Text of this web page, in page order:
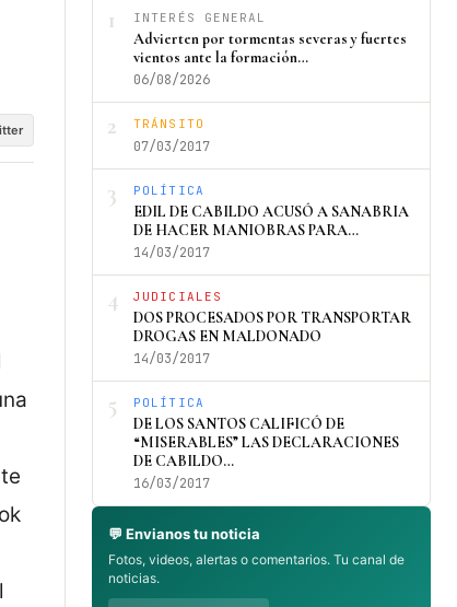
1 INTERÉS GENERAL
Advierten por tormentas severas y fuertes
vientos ante la formación…
06/08/2026
2 TRÁNSITO
07/03/2017
3 POLÍTICA
EDIL DE CABILDO ACUSÓ A SANABRIA
DE HACER MANIOBRAS PARA…
14/03/2017
4 JUDICIALES
DOS PROCESADOS POR TRANSPORTAR
DROGAS EN MALDONADO
14/03/2017
5 POLÍTICA
DE LOS SANTOS CALIFICÓ DE
“MISERABLES” LAS DECLARACIONES
DE CABILDO…
16/03/2017
💬 Envianos tu noticia
Fotos, videos, alertas o comentarios. Tu canal de
noticias.